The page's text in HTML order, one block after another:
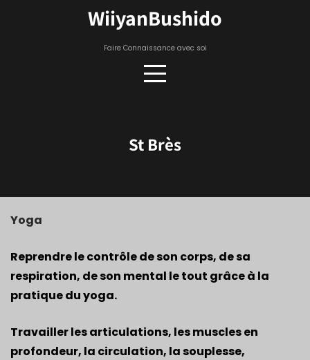
WiiyanBushido
Faire Connaissance avec soi
St Brès
Yoga
Reprendre le contrôle de son corps, de sa
respiration, de son mental le tout grâce à la
pratique du yoga.
Travailler les articulations, les muscles en
profondeur, la circulation, la souplesse,